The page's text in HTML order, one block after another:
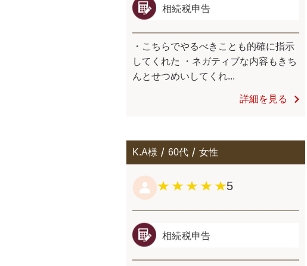
相続税申告
・こちらでやるべきことも的確に指示
してくれた ・ネガティブな内容もきち
んとせつめいしてくれ...
詳細を見る
K.A様 60代 女性
5
相続税申告